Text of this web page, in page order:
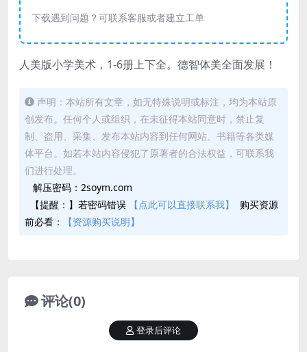
下载遇到问题？可联系客服或者建立工单
人美版小学美术，1-6册上下全。德智体美全面发展！
声明：本站所有文章，如无特殊说明或标注，均为本站原
创发布。任何个人或组织，在未征得本站同意时，禁止复
制、盗用、采集、发布本站内容到任何网站、书籍等各类媒
体平台。如若本站内容侵犯了原著者的合法权益，可联系我
们进行处理。
解压密码：2soym.com
【提醒：】若密码错误
【点此可以直接联系我】
购买资源
前必看：
【资源购买说明】
评论(0)
登录后评论